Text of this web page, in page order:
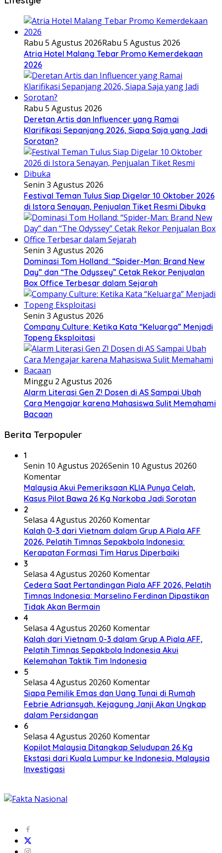
Rabu 5 Agustus 2026Rabu 5 Agustus 2026
Atria Hotel Malang Tebar Promo Kemerdekaan
2026
Rabu 5 Agustus 2026
Deretan Artis dan Influencer yang Ramai
Klarifikasi Sepanjang 2026, Siapa Saja yang Jadi
Sorotan?
Senin 3 Agustus 2026
Festival Teman Tulus Siap Digelar 10 Oktober 2026
di Istora Senayan, Penjualan Tiket Resmi Dibuka
Senin 3 Agustus 2026
Dominasi Tom Holland: “Spider-Man: Brand New
Day” dan “The Odyssey” Cetak Rekor Penjualan
Box Office Terbesar dalam Sejarah
Senin 3 Agustus 2026
Company Culture: Ketika Kata “Keluarga” Menjadi
Topeng Eksploitasi
Minggu 2 Agustus 2026
Alarm Literasi Gen Z! Dosen di AS Sampai Ubah
Cara Mengajar karena Mahasiswa Sulit Memahami
Bacaan
Berita Terpopuler
1
Senin 10 Agustus 2026Senin 10 Agustus 20260
Komentar
Malaysia Akui Pemeriksaan KLIA Punya Celah,
Kasus Pilot Bawa 26 Kg Narkoba Jadi Sorotan
2
Selasa 4 Agustus 20260 Komentar
Kalah 0-3 dari Vietnam dalam Grup A Piala AFF
2026, Pelatih Timnas Sepakbola Indonesia:
Kerapatan Formasi Tim Harus Diperbaiki
3
Selasa 4 Agustus 20260 Komentar
Cedera Saat Pertandingan Piala AFF 2026, Pelatih
Timnas Indonesia: Marselino Ferdinan Dipastikan
Tidak Akan Bermain
4
Selasa 4 Agustus 20260 Komentar
Kalah dari Vietnam 0-3 dalam Grup A Piala AFF,
Pelatih Timnas Sepakbola Indonesia Akui
Kelemahan Taktik Tim Indonesia
5
Selasa 4 Agustus 20260 Komentar
Siapa Pemilik Emas dan Uang Tunai di Rumah
Febrie Adriansyah, Kejagung Janji Akan Ungkap
dalam Persidangan
6
Selasa 4 Agustus 20260 Komentar
Kopilot Malaysia Ditangkap Seludupan 26 Kg
Ekstasi dari Kuala Lumpur ke Indonesia, Malaysia
Investigasi